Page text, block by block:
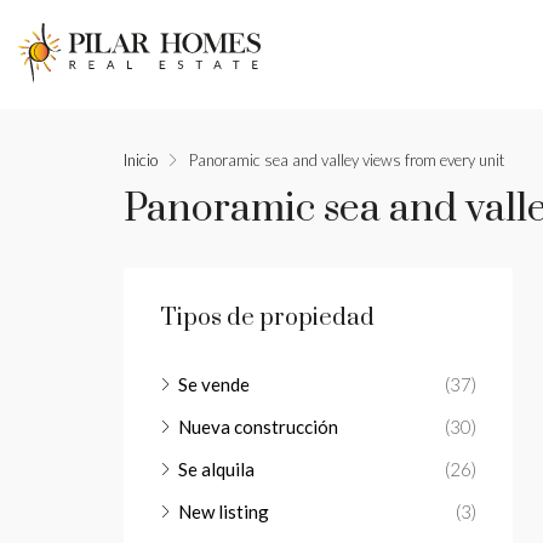
Inicio Panoramic sea and valley views from every unit
Panoramic sea and
Tipos de propiedad
Se vende
(37)
Nueva construcción
(30)
Se alquila
(26)
New listing
(3)